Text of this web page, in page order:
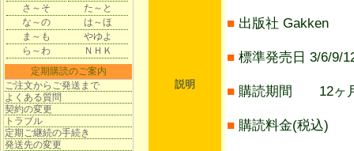
さ～そ
た～と
な～の
は～ほ
ま～も
やゆよ
ら～わ
ＮＨＫ
定期購読のご案内
ご注文からご発送まで
よくある質問
契約の変更
トラブル
定期ご継続の手続き
発送先の変更
説明
■ 出版社 Gakken
■ 標準発売日 3/6/9/
■ 購読期間 12ヶ
■ 購読料金(税込)